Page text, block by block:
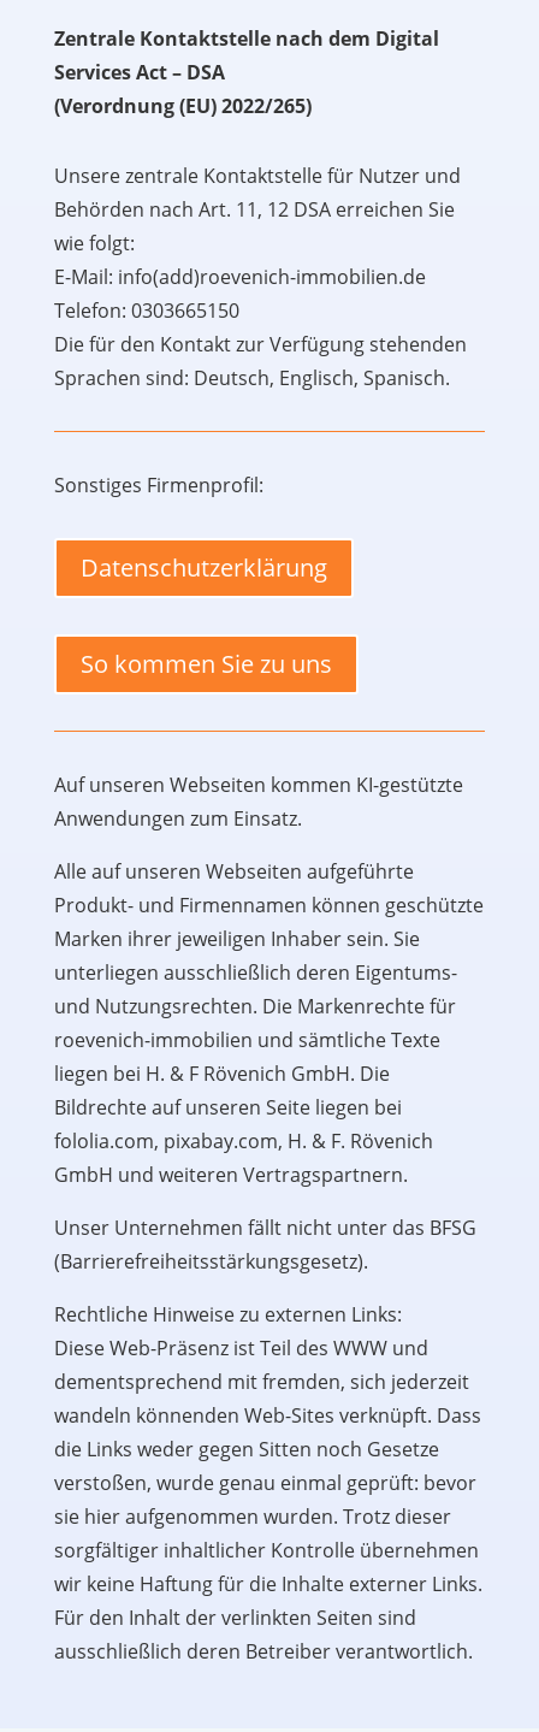
Zentrale Kontaktstelle nach dem Digital
Services Act – DSA
(Verordnung (EU) 2022/265)
Unsere zentrale Kontaktstelle für Nutzer und
Behörden nach Art. 11, 12 DSA erreichen Sie
wie folgt:
E-Mail: info(add)roevenich-immobilien.de
Telefon: 0303665150
Die für den Kontakt zur Verfügung stehenden
Sprachen sind: Deutsch, Englisch, Spanisch.
Sonstiges Firmenprofil:
Datenschutzerklärung
So kommen Sie zu uns
Auf unseren Webseiten kommen KI-gestützte
Anwendungen zum Einsatz.
Alle auf unseren Webseiten aufgeführte
Produkt- und Firmennamen können geschützte
Marken ihrer jeweiligen Inhaber sein. Sie
unterliegen ausschließlich deren Eigentums-
und Nutzungsrechten. Die Markenrechte für
roevenich-immobilien und sämtliche Texte
liegen bei H. & F Rövenich GmbH. Die
Bildrechte auf unseren Seite liegen bei
fololia.com, pixabay.com, H. & F. Rövenich
GmbH und weiteren Vertragspartnern.
Unser Unternehmen fällt nicht unter das BFSG
(Barrierefreiheitsstärkungsgesetz).
Rechtliche Hinweise zu externen Links:
Diese Web-Präsenz ist Teil des WWW und
dementsprechend mit fremden, sich jederzeit
wandeln könnenden Web-Sites verknüpft. Dass
die Links weder gegen Sitten noch Gesetze
verstoßen, wurde genau einmal geprüft: bevor
sie hier aufgenommen wurden. Trotz dieser
sorgfältiger inhaltlicher Kontrolle übernehmen
wir keine Haftung für die Inhalte externer Links.
Für den Inhalt der verlinkten Seiten sind
ausschließlich deren Betreiber verantwortlich.